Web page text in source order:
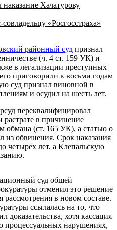
Хачатурову
«Росгосстраха»
районный суд признал
(ч. 4 ст. 159 УК) и
в легализации преступных
приговорили к восьми годам
суд признал виновной в
и осудил на шесть лет.
переквалифицировал
в причинение
обмана (ст. 165 УК), а статью о
из обвинения. Срок наказания
четырех лет, а Клепальскую
суд общей
отменил это решение
рассмотрения в новом составе.
ссылалась на то, что
доказательства, хотя кассация
процессуальных нарушениях,